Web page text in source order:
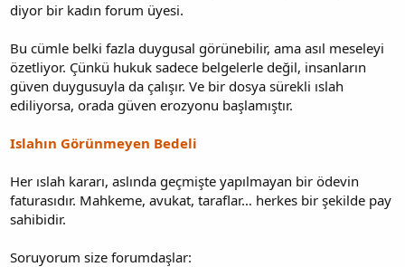
diyor bir kadın forum üyesi.
Bu cümle belki fazla duygusal görünebilir, ama asıl meseleyi
özetliyor. Çünkü hukuk sadece belgelerle değil, insanların
güven duygusuyla da çalışır. Ve bir dosya sürekli ıslah
ediliyorsa, orada güven erozyonu başlamıştır.
Islahın Görünmeyen Bedeli
Her ıslah kararı, aslında geçmişte yapılmayan bir ödevin
faturasıdır. Mahkeme, avukat, taraflar… herkes bir şekilde pay
sahibidir.
Soruyorum size forumdaşlar: